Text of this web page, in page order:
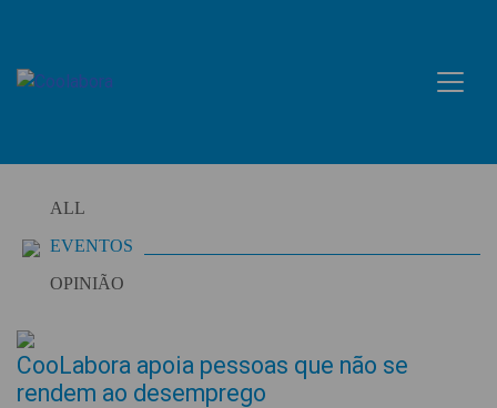
content
ALL
EVENTOS
OPINIÃO
CooLabora apoia pessoas que não se
rendem ao desemprego